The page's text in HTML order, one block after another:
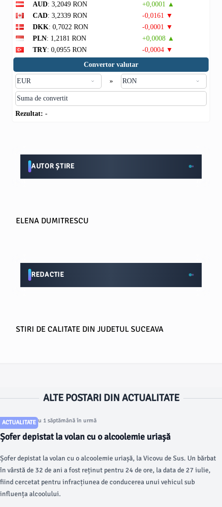
AUD: 3,2049 RON
+0,0001 ▲
CAD: 3,2339 RON
-0,0161 ▼
DKK: 0,7022 RON
-0,0001 ▼
PLN: 1,2181 RON
+0,0008 ▲
TRY: 0,0955 RON
-0,0004 ▼
Convertor valutar
»
Rezultat: -
AUTOR ȘTIRE
ELENA DUMITRESCU
REDACTIE
STIRI DE CALITATE DIN JUDETUL SUCEAVA
ALTE POSTARI DIN ACTUALITATE
ACTUALITATE
Articol postat cu 1 săptămână în urmă
Șofer depistat la volan cu o alcoolemie uriașă
Șofer depistat la volan cu o alcoolemie uriașă, la Vicovu de Sus. Un bărbat
în vârstă de 32 de ani a fost reținut pentru 24 de ore, la data de 27 iulie,
fiind cercetat pentru infracțiunea de conducerea unui vehicul sub
influența alcoolului.